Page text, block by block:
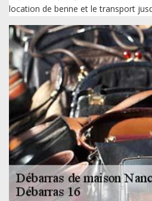
location de benne et le transport